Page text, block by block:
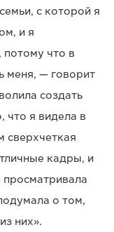
с которой я
и я
потому что в
меня, — говорит
создать
что я видела в
сверхчеткая
кадры, и
просматривала
о том,
них».